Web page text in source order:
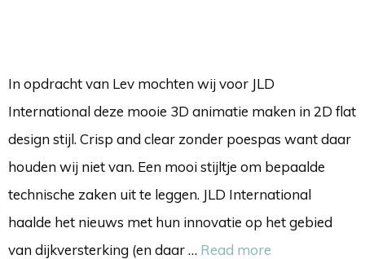
In opdracht van Lev mochten wij voor JLD
International deze mooie 3D animatie maken in 2D flat
design stijl. Crisp and clear zonder poespas want daar
houden wij niet van. Een mooi stijltje om bepaalde
technische zaken uit te leggen. JLD International
haalde het nieuws met hun innovatie op het gebied
van dijkversterking (en daar … Read more